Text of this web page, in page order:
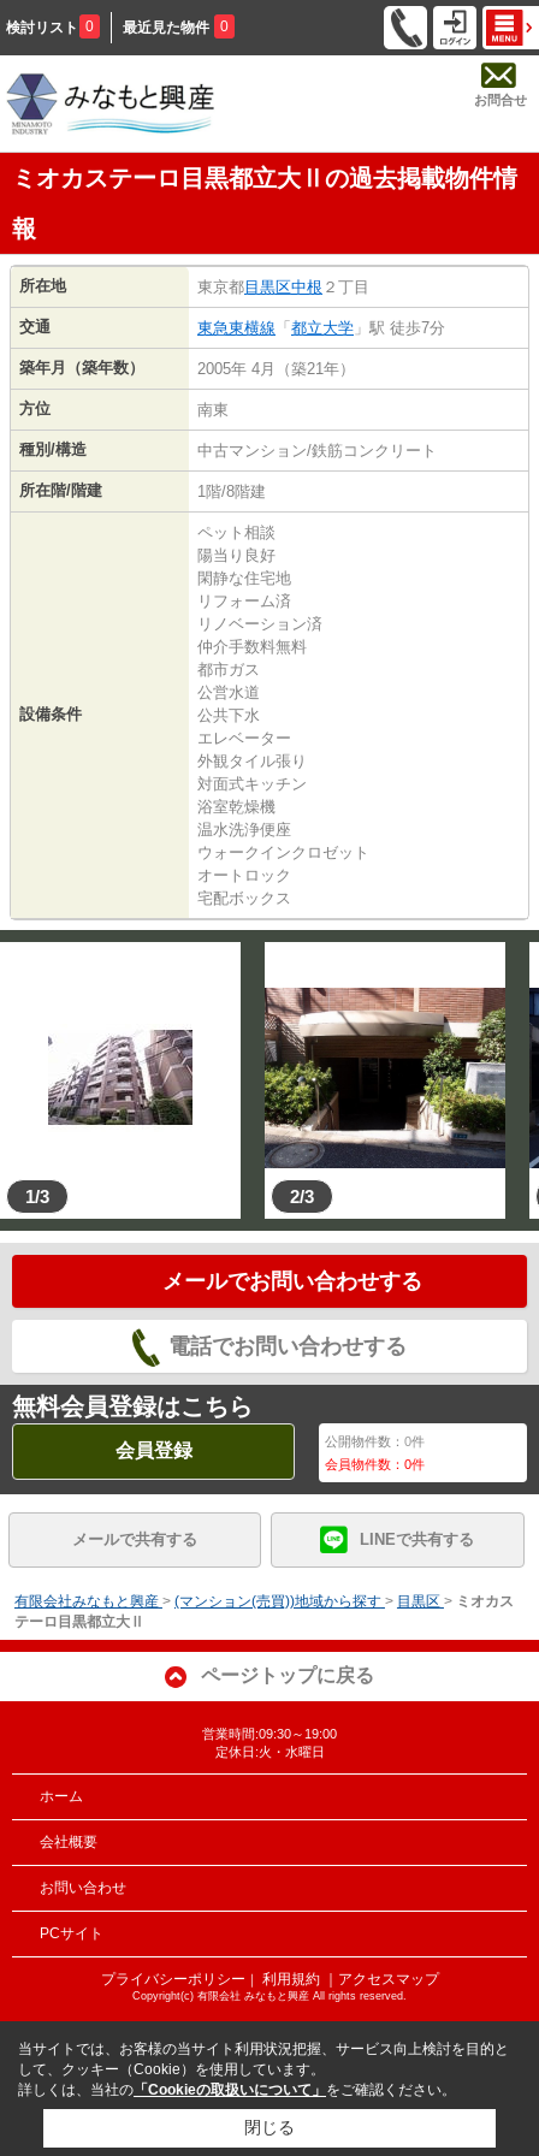
検討リスト 0 最近見た物件 0
お問合せ
ミオカステーロ目黒都立大Ⅱの過去掲載物件情
報
所在地 東京都目黒区中根 ２丁目
交通 東急東横線 「都立大学 」駅 徒歩7分
築年月（築年数） 2005年 4月（築21年）
方位 南東
種別/構造 中古マンション/鉄筋コンクリート
所在階/階建 1階/8階建
設備条件
ペット相談
陽当り良好
閑静な住宅地
リフォーム済
リノベーション済
仲介手数料無料
都市ガス
公営水道
公共下水
エレベーター
外観タイル張り
対面式キッチン
浴室乾燥機
温水洗浄便座
ウォークインクロゼット
オートロック
宅配ボックス
1/3 2/3
メールでお問い合わせする
電話でお問い合わせする
無料会員登録はこちら
会員登録 公開物件数：0件
会員物件数：0件
メールで共有する LINEで共有する
有限会社みなもと興産 > (マンション(売買))地域から探す > 目黒区 > ミオカス
テーロ目黒都立大Ⅱ
ページトップに戻る
営業時間:09:30～19:00
定休日:火・水曜日
ホーム
会社概要
お問い合わせ
PCサイト
プライバシーポリシー ｜ 利用規約 ｜アクセスマップ
Copyright(c) 有限会社 みなもと興産 All rights reserved.
当サイトでは、お客様の当サイト利用状況把握、サービス向上検討を目的と
して、クッキー（Cookie）を使用しています。
詳しくは、当社の 「Cookieの取扱いについて」 をご確認ください。
閉じる